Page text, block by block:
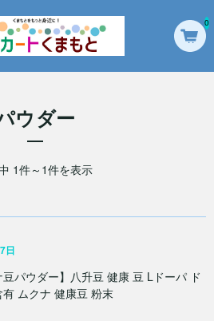
0
ウダー
1件～1件を表示
日
豆パウダー】八升豆 健康 豆 Lドーパ ド
有 ムクナ 健康豆 粉末